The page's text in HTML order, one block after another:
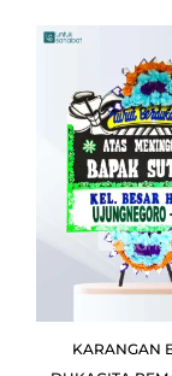
KARANGAN